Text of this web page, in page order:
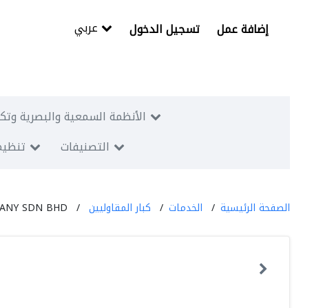
تسجيل الدخول إضافة عمل
الأنظمة السمعية والبصرية
التصنيفات
الصفحة الرئيسية الخدمات كبار المقاوليين SDN BHD